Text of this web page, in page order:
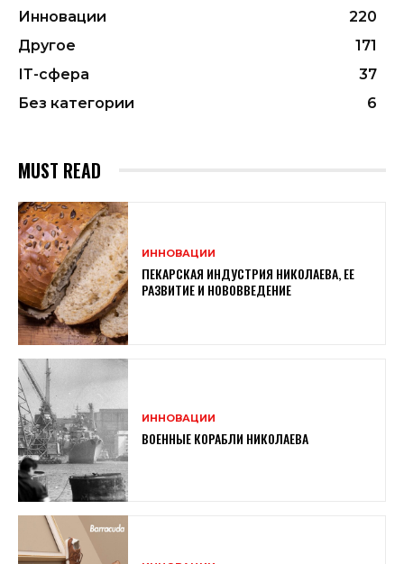
Инновации
220
Другое
171
ІТ-сфера
37
Без категории
6
MUST READ
ИННОВАЦИИ
ПЕКАРСКАЯ ИНДУСТРИЯ НИКОЛАЕВА, ЕЕ
РАЗВИТИЕ И НОВОВВЕДЕНИЕ
ИННОВАЦИИ
ВОЕННЫЕ КОРАБЛИ НИКОЛАЕВА